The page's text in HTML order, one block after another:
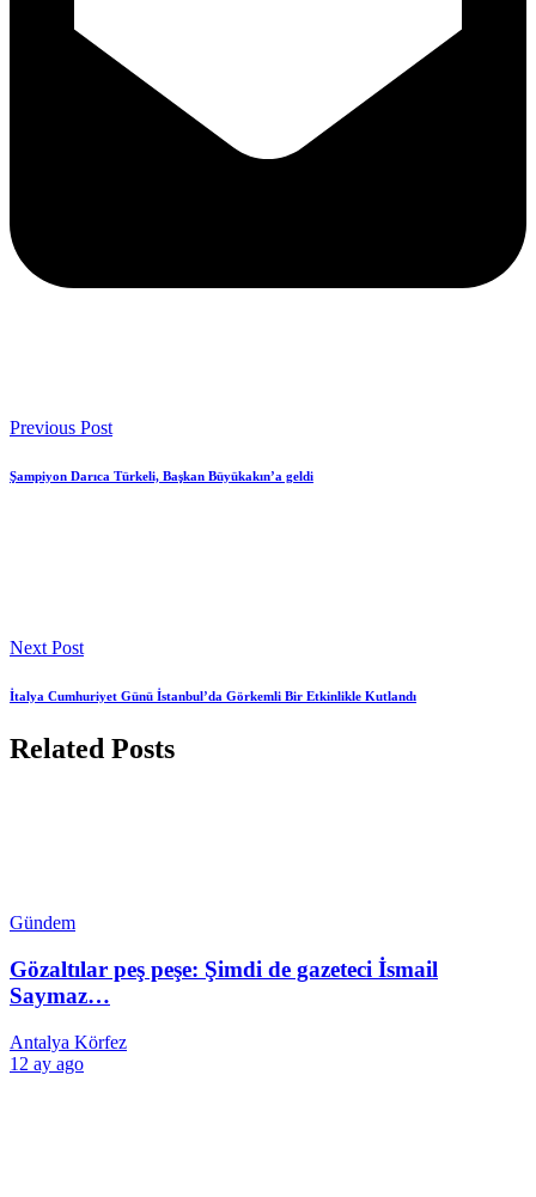
Previous Post
Şampiyon Darıca Türkeli, Başkan Büyükakın’a geldi
Next Post
İtalya Cumhuriyet Günü İstanbul’da Görkemli Bir Etkinlikle Kutlandı
Related Posts
Gündem
Gözaltılar peş peşe: Şimdi de gazeteci İsmail
Saymaz…
Antalya Körfez
12 ay ago